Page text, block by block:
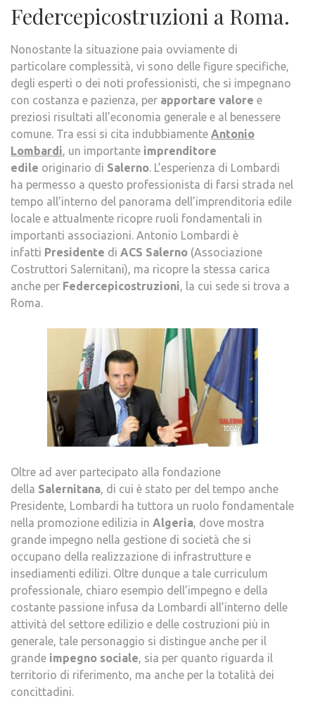
Federcepicostruzioni a Roma.
Nonostante la situazione paia ovviamente di
particolare complessità, vi sono delle figure specifiche,
degli esperti o dei noti professionisti, che si impegnano
con costanza e pazienza, per apportare valore e
preziosi risultati all’economia generale e al benessere
comune. Tra essi si cita indubbiamente Antonio
Lombardi, un importante imprenditore
edile originario di Salerno. L’esperienza di Lombardi
ha permesso a questo professionista di farsi strada nel
tempo all’interno del panorama dell’imprenditoria edile
locale e attualmente ricopre ruoli fondamentali in
importanti associazioni. Antonio Lombardi è
infatti Presidente di ACS Salerno (Associazione
Costruttori Salernitani), ma ricopre la stessa carica
anche per Federcepicostruzioni, la cui sede si trova a
Roma.
Oltre ad aver partecipato alla fondazione
della Salernitana, di cui è stato per del tempo anche
Presidente, Lombardi ha tuttora un ruolo fondamentale
nella promozione edilizia in Algeria, dove mostra
grande impegno nella gestione di società che si
occupano della realizzazione di infrastrutture e
insediamenti edilizi. Oltre dunque a tale curriculum
professionale, chiaro esempio dell’impegno e della
costante passione infusa da Lombardi all’interno delle
attività del settore edilizio e delle costruzioni più in
generale, tale personaggio si distingue anche per il
grande impegno sociale, sia per quanto riguarda il
territorio di riferimento, ma anche per la totalità dei
concittadini.